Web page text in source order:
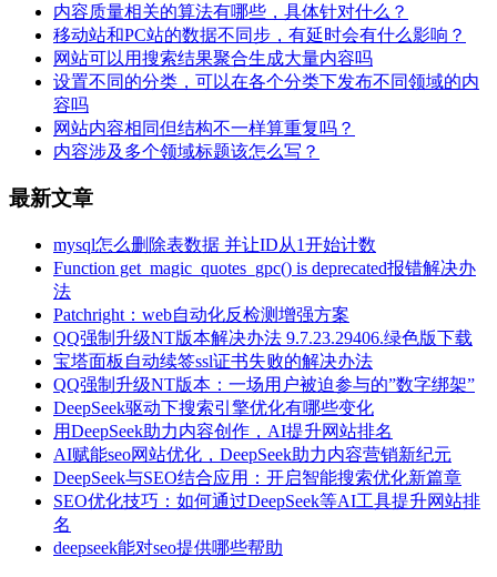
内容质量相关的算法有哪些，具体针对什么？
移动站和PC站的数据不同步，有延时会有什么影响？
网站可以用搜索结果聚合生成大量内容吗
设置不同的分类，可以在各个分类下发布不同领域的内
容吗
网站内容相同但结构不一样算重复吗？
内容涉及多个领域标题该怎么写？
最新文章
mysql怎么删除表数据 并让ID从1开始计数
Function get_magic_quotes_gpc() is deprecated报错解决办
法
Patchright：web自动化反检测增强方案
QQ强制升级NT版本解决办法 9.7.23.29406.绿色版下载
宝塔面板自动续签ssl证书失败的解决办法
QQ强制升级NT版本：一场用户被迫参与的”数字绑架”
DeepSeek驱动下搜索引擎优化有哪些变化
用DeepSeek助力内容创作，AI提升网站排名
AI赋能seo网站优化，DeepSeek助力内容营销新纪元
DeepSeek与SEO结合应用：开启智能搜索优化新篇章
SEO优化技巧：如何通过DeepSeek等AI工具提升网站排
名
deepseek能对seo提供哪些帮助